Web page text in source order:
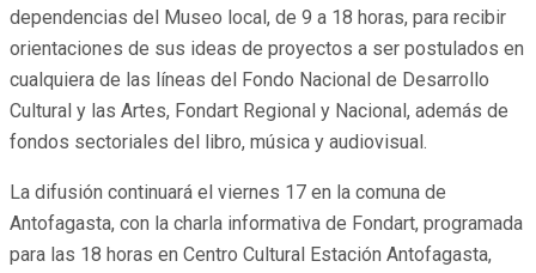
dependencias del Museo local, de 9 a 18 horas, para recibir
orientaciones de sus ideas de proyectos a ser postulados en
cualquiera de las líneas del Fondo Nacional de Desarrollo
Cultural y las Artes, Fondart Regional y Nacional, además de
fondos sectoriales del libro, música y audiovisual.
La difusión continuará el viernes 17 en la comuna de
Antofagasta, con la charla informativa de Fondart, programada
para las 18 horas en Centro Cultural Estación Antofagasta,